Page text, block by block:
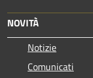
NOVITÀ
Notizie
Comunicati